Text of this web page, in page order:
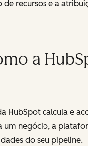
de recursos e a
a
HubSpot calcula e
um negócio, a
do seu pipeline.